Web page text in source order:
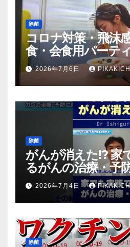
除菌
コロナ対策・飛沫
食・会食用パーテ
（マスク会食代替
放送のＴＶ番組で
2026年7月6日
除菌
がんが消えた!? 家
るがんの治療・予
2026年7月4日
除菌